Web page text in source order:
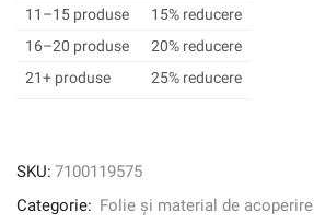
translucid
3630-
217,
1220
x
11–15 produse
15% reducere
16–20 produse
20% reducere
21+ produse
25% reducere
SKU: 7100119575
Categorie: Folie și material de acoperire